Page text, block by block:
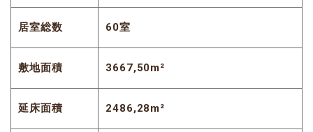
居室総数 60室
敷地面積 3667,50m²
延床面積 2486,28m²